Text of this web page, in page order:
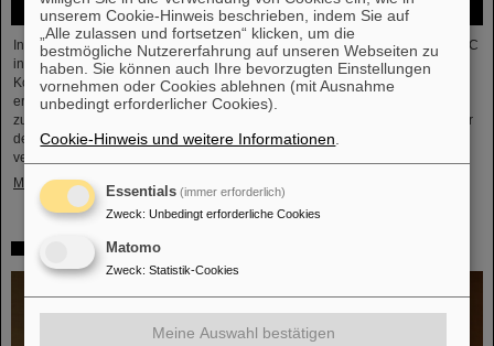
In der vor Kurzem abgeschlossenen ersten Schwerionenbetriebszeit des LHC
in fünf Jahren war es Zeit für Blei-Ionen beschleunigt zu werden und
Kollisionen für die Experimente zu liefern. Die Kerne kollidierten bei einer
erhöhten Energie von 5,36 TeV pro Nukleonpaar (verglichen mit 5,02 TeV
zuvor) mit einer Rate von bis zu 50 kHz – mehr als eine Größenordnung über
der bisher erreichten. Die Arbeiten beinhalteten den Neustart des
verbesserten ALICE-Experiments, das erfolgreich Daten nehmen konnte.
Mehr »
„Silicon Science Award“ für CBM-Doktorarbeit
unserem Cookie-Hinweis beschrieben, indem Sie auf
„Alle zulassen und fortsetzen“ klicken, um die
bestmögliche Nutzererfahrung auf unseren Webseiten zu
haben. Sie können auch Ihre bevorzugten Einstellungen
vornehmen oder Cookies ablehnen (mit Ausnahme
unbedingt erforderlicher Cookies).
Cookie-Hinweis und weitere Informationen
Essentials (immer erforderlich)
Zweck: Unbedingt erforderliche Cookies
Matomo
Zweck: Statistik-Cookies
Meine Auswahl bestätigen